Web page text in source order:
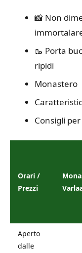
📸 Non
🥾 Porta
ripidi
Monastero
Consigli
Orari /
Prezzi
Aperto
dalle